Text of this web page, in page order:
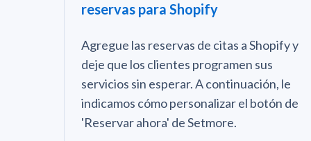
reservas para Shopify
Agregue las reservas de citas a Shopify y
deje que los clientes programen sus
servicios sin esperar. A continuación, le
indicamos cómo personalizar el botón de
'Reservar ahora' de Setmore.